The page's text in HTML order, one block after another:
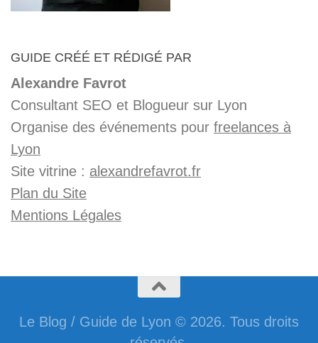
GUIDE CRÉÉ ET RÉDIGÉ PAR
Alexandre Favrot
Consultant SEO et Blogueur sur Lyon
Organise des événements pour freelances à
Lyon
Site vitrine : alexandrefavrot.fr
Plan du Site
Mentions Légales
Le Blog / Guide de Lyon © 2026. Tous droits